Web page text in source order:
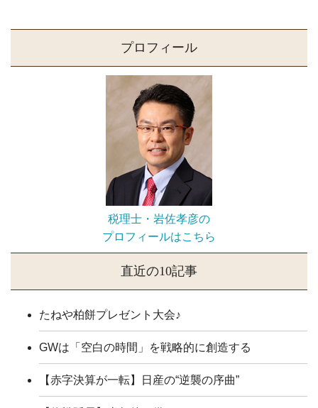
プロフィール
税理士・岩佐孝彦の
プロフィールはこちら
直近の10記事
たねや柏餅プレゼント大会♪
GWは「空白の時間」を戦略的に創造する
【赤字決算が一転】日産の“逆襲の序曲”